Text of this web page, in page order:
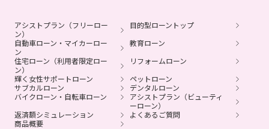
アシストプラン（フリーロー
ン）
目的型ローントップ
自動車ローン・マイカーロー
ン
教育ローン
住宅ローン（利用者限定ロー
ン）
リフォームローン
輝く女性サポートローン
ペットローン
サブカルローン
デンタルローン
バイクローン・自転車ローン
アシストプラン（ビューティ
ーローン）
返済額シミュレーション
よくあるご質問
商品概要